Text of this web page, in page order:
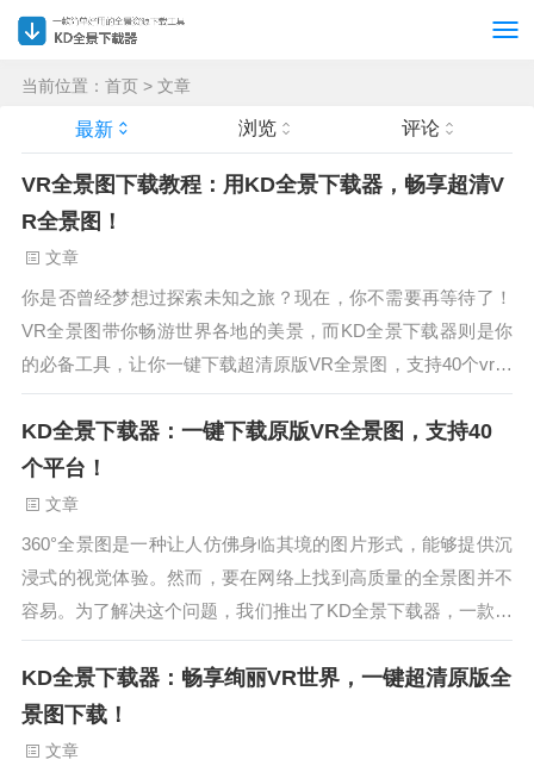
当前位置： 首页 > 文章
最新 浏览 评论
VR全景图下载教程：用KD全景下载器，畅享超清V
R全景图！
文章
你是否曾经梦想过探索未知之旅？现在，你不需要再等待了！
VR全景图带你畅游世界各地的美景，而KD全景下载器则是你
的必备工具，让你一键下载超清原版VR全景图，支持40个vr平
台，还能支持本地全景漫游。让我们一起来看看如何使用KD全
景下载器吧！...
KD全景下载器：一键下载原版VR全景图，支持40
个平台！
文章
360°全景图是一种让人仿佛身临其境的图片形式，能够提供沉
浸式的视觉体验。然而，要在网络上找到高质量的全景图并不
容易。为了解决这个问题，我们推出了KD全景下载器，一款功
能强大的全景图下载工具。KD全景下载器是一款方便实用的软
件，能够帮助您轻松下载高清原版VR全景图。不论您是摄影爱
好者、旅行者还是设计师，都可以通过这个工具获取到您所需
的精美全景图。...
KD全景下载器：畅享绚丽VR世界，一键超清原版全
景图下载！
文章